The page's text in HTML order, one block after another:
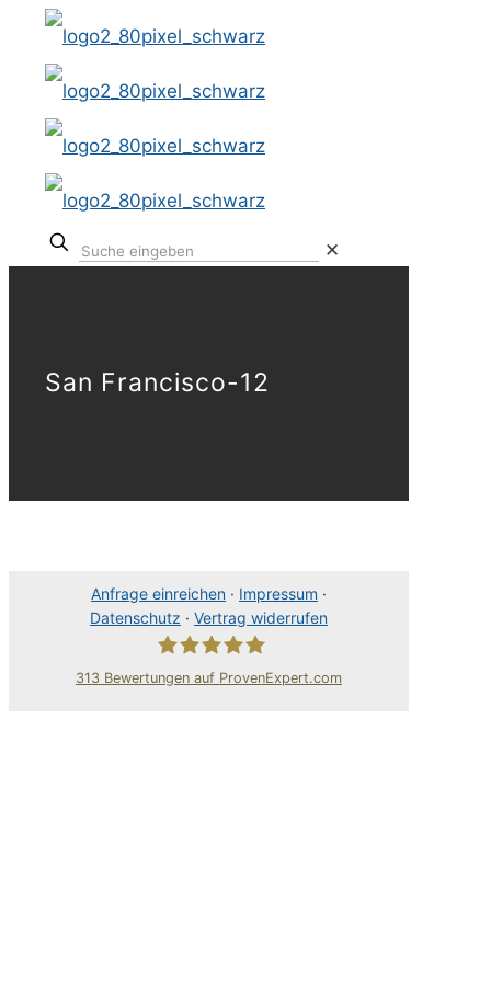
✕
San Francisco-12
Anfrage einreichen · Impressum ·
Datenschutz · Vertrag widerrufen
313 Bewertungen auf ProvenExpert.com